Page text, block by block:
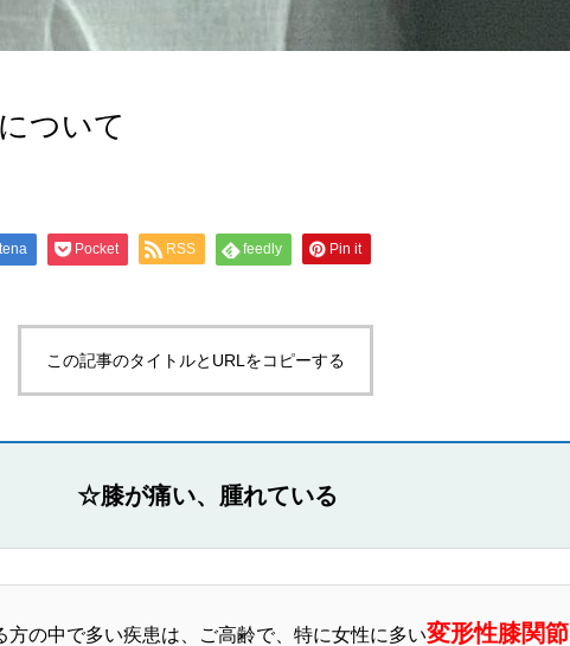
ついて
Pocket RSS feedly Pin it
この記事のタイトルとURLをコピーする
☆膝が痛い、腫れている
方の中で多い疾患は、ご高齢で、特に女性に多い変形性膝関節